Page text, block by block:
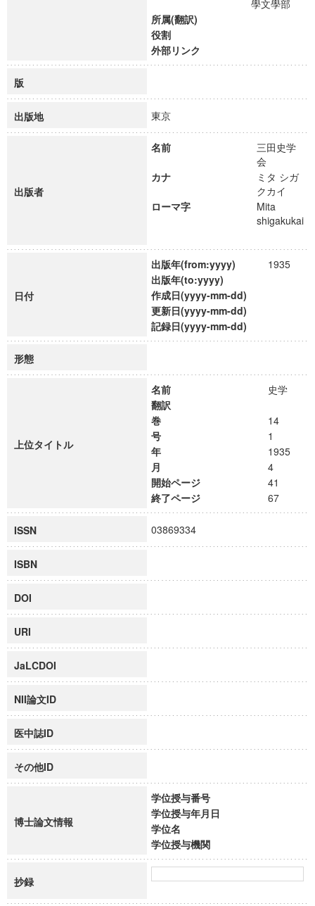
學文學部
所属(翻訳)
役割
外部リンク
版
出版地 東京
出版者
名前
三田史学
会
カナ
ミタ シガ
クカイ
ローマ字
Mita
shigakukai
日付
出版年(from:yyyy)
1935
出版年(to:yyyy)
作成日(yyyy-mm-dd)
更新日(yyyy-mm-dd)
記録日(yyyy-mm-dd)
形態
上位タイトル
名前
史学
翻訳
巻
14
号
1
年
1935
月
4
開始ページ
41
終了ページ
67
ISSN 03869334
ISBN
DOI
URI
JaLCDOI
NII論文ID
医中誌ID
その他ID
博士論文情報
学位授与番号
学位授与年月日
学位名
学位授与機関
抄録